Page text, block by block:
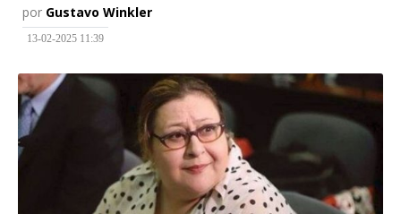
por Gustavo Winkler
13-02-2025 11:39